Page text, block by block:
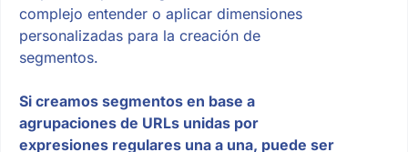
complejo entender o aplicar dimensiones
personalizadas para la creación de
segmentos.
Si creamos segmentos en base a
agrupaciones de URLs unidas por
expresiones regulares una a una, puede ser